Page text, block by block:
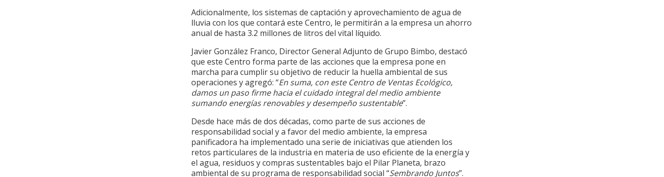
Adicionalmente, los sistemas de captación y aprovechamiento de agua de
lluvia con los que contará este Centro, le permitirán a la empresa un ahorro
anual de hasta 3.2 millones de litros del vital líquido.
Javier González Franco, Director General Adjunto de Grupo Bimbo, destacó
que este Centro forma parte de las acciones que la empresa pone en
marcha para cumplir su objetivo de reducir la huella ambiental de sus
operaciones y agregó: “En suma, con este Centro de Ventas Ecológico,
damos un paso firme hacia el cuidado integral del medio ambiente
sumando energías renovables y desempeño sustentable”.
Desde hace más de dos décadas, como parte de sus acciones de
responsabilidad social y a favor del medio ambiente, la empresa
panificadora ha implementado una serie de iniciativas que atienden los
retos particulares de la industria en materia de uso eficiente de la energía y
el agua, residuos y compras sustentables bajo el Pilar Planeta, brazo
ambiental de su programa de responsabilidad social “Sembrando Juntos”.